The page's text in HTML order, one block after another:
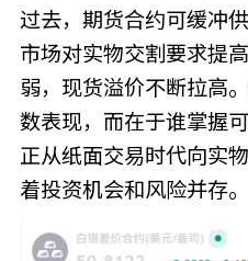
过去，期货合约可缓冲
市场对实物交割要求提
弱，现货溢价不断拉高
数表现，而在于谁掌握
正从纸面交易时代向实
着投资机会和风险并存。